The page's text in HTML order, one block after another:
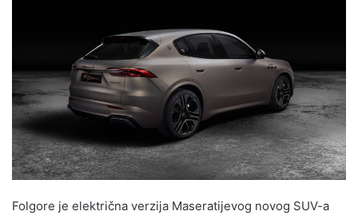
Folgore je električna verzija Maseratijevog novog SUV-a